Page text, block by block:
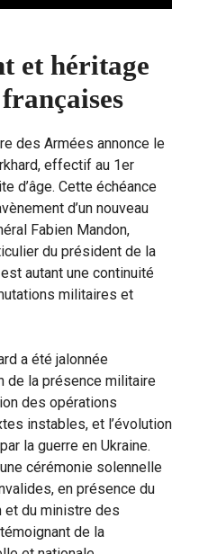
et héritage
des Armées annonce le
effectif au 1er
d’âge. Cette échéance
d’un nouveau
Fabien Mandon,
du président de la
autant une continuité
militaires et
a été jalonnée
de la présence militaire
des opérations
instables, et l’évolution
la guerre en Ukraine.
cérémonie solennelle
en présence du
et du ministre des
de la